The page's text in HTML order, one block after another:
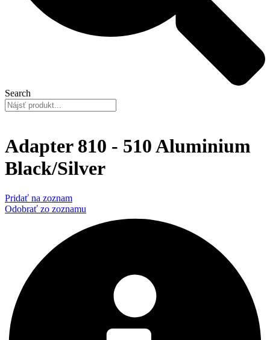
Search
Adapter 810 - 510 Aluminium
Black/Silver
Pridať na zoznam
Odobrať zo zoznamu
Popis produktu
Ďalšie informácie
Ďalšie produkty
Related products